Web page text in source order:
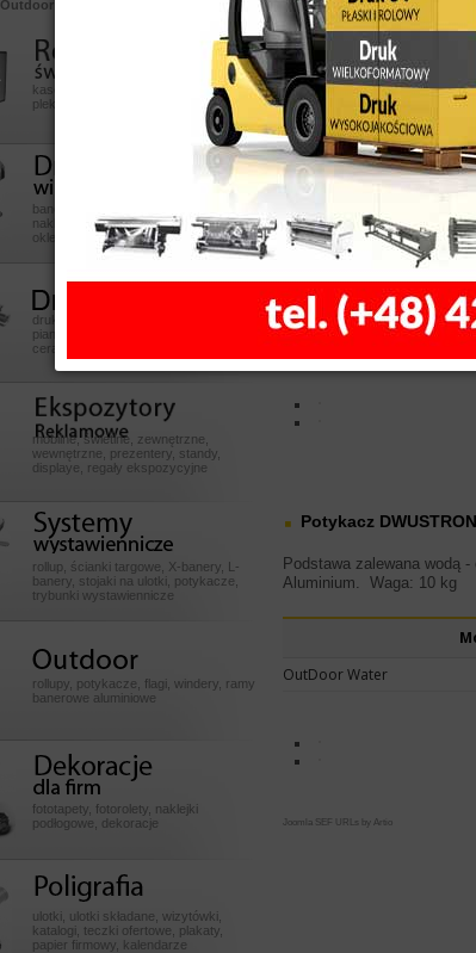
Outdoor
Reklamy
swietlneeeeee
kasetony aluminiowe, z dibondu, z
pleksy, litery przestrzenne 3D LED
Druk
wielkoformatowy
banery, reklama okienna, plakaty,
naklejki, szyldy, kasetony, litery 3D,
oklejanie samochodów i sklepów
Druk UV
druk na pcv, dibond, pmma, szkle,
piance, płytach mdf, sklejce, płytkach
ceramicznych, skóry, inne
Ekspozytory POSssss
mobilne, świetlne, zewnętrzne,
wewnętrzne, prezentery, standy,
displaye, regały ekspozycyjne
Systemy
wystawiennicze
rollup, ścianki targowe, X-banery, L-
banery, stojaki na ulotki, potykacze,
trybunki wystawiennicze
rollupy, potykacze, flagi, windery, ramy
banerowe aluminiowe
Dekoracje dla firm
fototapety, fotorolety, naklejki
podłogowe, dekoracje
Poligrafia
ulotki, ulotki składane, wizytówki,
katalogi, teczki ofertowe, plakaty,
papier firmowy, kalendarze
Potykacze
Potykacz
Wymiar grafiki: A1
DWUSTRONNY
Waga: 10 kg
Format
Potykacz
Podstawa zalewana wodą
Aluminium. Waga: 10 kg
OutDoor Water
Joomla SEF URLs by Artio